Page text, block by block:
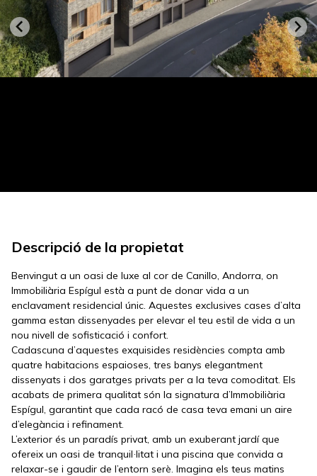
Descripció de la propietat
Benvingut a un oasi de luxe al cor de Canillo, Andorra, on
Immobiliària Espígul està a punt de donar vida a un
enclavament residencial únic. Aquestes exclusives cases d’alta
gamma estan dissenyades per elevar el teu estil de vida a un
nou nivell de sofisticació i confort.
Cadascuna d’aquestes exquisides residències compta amb
quatre habitacions espaioses, tres banys elegantment
dissenyats i dos garatges privats per a la teva comoditat. Els
acabats de primera qualitat són la signatura d’Immobiliària
Espígul, garantint que cada racó de casa teva emani un aire
d’elegància i refinament.
L’exterior és un paradís privat, amb un exuberant jardí que
ofereix un oasi de tranquil·litat i una piscina que convida a
relaxar-se i gaudir de l’entorn serè. Imagina els teus matins